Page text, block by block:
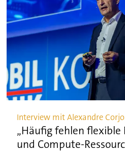
Interview mit Alexandre
„Häufig fehlen flexible
und Compute-